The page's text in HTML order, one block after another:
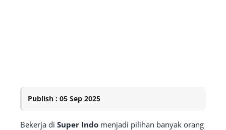
Publish : 05 Sep 2025
Bekerja di Super Indo menjadi pilihan banyak orang